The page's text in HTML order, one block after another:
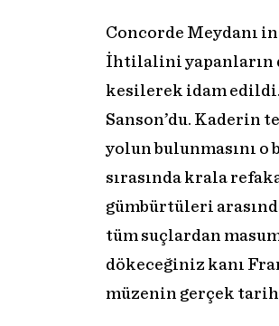
Concorde Meydanı
İhtilalini yapanların
kesilerek idam edildi.
Sanson’du. Kaderin
yolun bulunmasını o
sırasında krala
gümbürtüleri
tüm suçlardan
dökeceğiniz kanı
müzenin gerçek